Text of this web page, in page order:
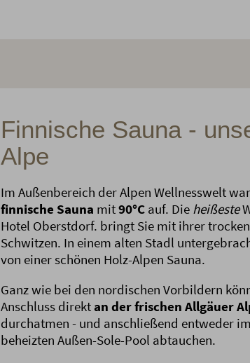
Finnische Sauna -
Alpe
Im Außenbereich der Alpen Wellnesswelt
finnische Sauna mit90°C auf. Die heißeste
Hotel Oberstdorf. bringt Sie mit ihrer
Schwitzen. In einem alten Stadl
von einer schönen Holz-Alpen Sauna.
Ganz wie bei den nordischen Vorbildern
Anschluss direktan der frischen Allgäuer
durchatmen - und anschließend entweder
beheizten Außen-Sole-Pool abtauchen.